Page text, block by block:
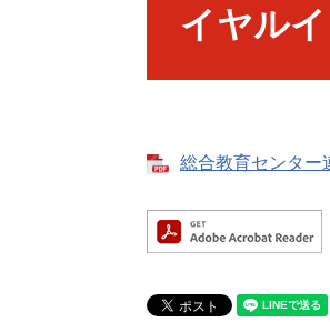
イヤル
総合教育センター